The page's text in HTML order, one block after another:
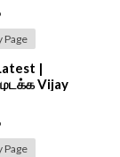
|
Vijay
| DMK | TVK